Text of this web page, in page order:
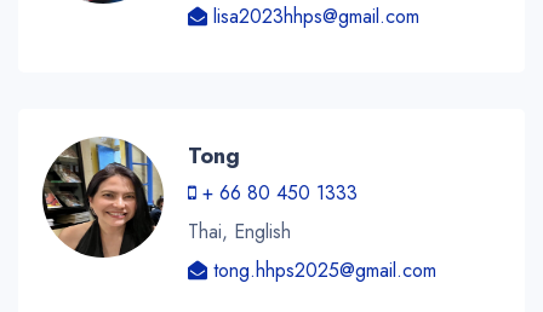
lisa2023hhps@gmail.com
Tong
+ 66 80 450 1333
Thai, English
tong.hhps2025@gmail.com